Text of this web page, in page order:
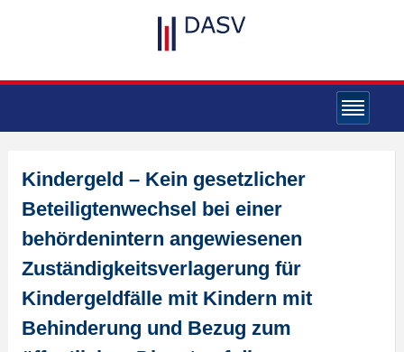
Kindergeld – Kein gesetzlicher
Beteiligtenwechsel bei einer
behördenintern angewiesenen
Zuständigkeitsverlagerung für
Kindergeldfälle mit Kindern mit
Behinderung und Bezug zum